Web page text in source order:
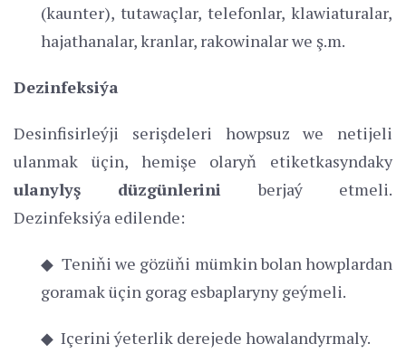
(kaunter), tutawaçlar, telefonlar, klawiaturalar,
hajathanalar, kranlar, rakowinalar we ş.m.
Dezinfeksiýa
Desinfisirleýji serişdeleri howpsuz we netijeli
ulanmak üçin, hemişe olaryň etiketkasyndaky
ulanylyş düzgünlerini berjaý etmeli.
Dezinfeksiýa edilende:
◆ Teniňi we gözüňi mümkin bolan howplardan
goramak üçin gorag esbaplaryny geýmeli.
◆ Içerini ýeterlik derejede howalandyrmaly.